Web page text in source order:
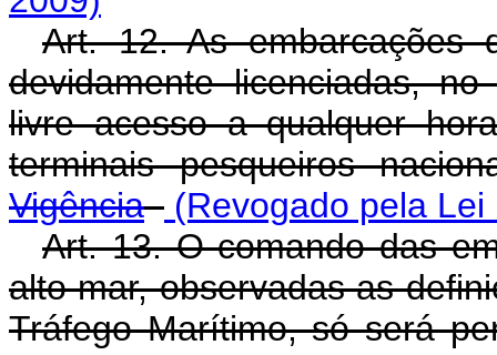
Art. 12. As embarcações
devidamente licenciadas,
livre acesso a qualquer
terminais pesqueiros
Vigência
(Revogado pela Lei
Art. 13. O comando das
alto mar, observadas as
Tráfego Marítimo, só será